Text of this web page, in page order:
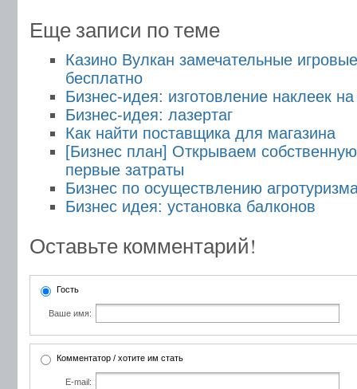
Еще записи по теме
Казино Вулкан замечательные
бесплатно
Бизнес-идея: изготовление наклеек на
Бизнес-идея: лазертаг
Как найти поставщика для магазина
[Бизнес план] Открываем
первые затраты
Бизнес по осуществлению
Бизнес идея: установка балконов
Оставьте комментарий!
Гость
Ваше имя:
Комментатор / хотите им стать
E-mail: